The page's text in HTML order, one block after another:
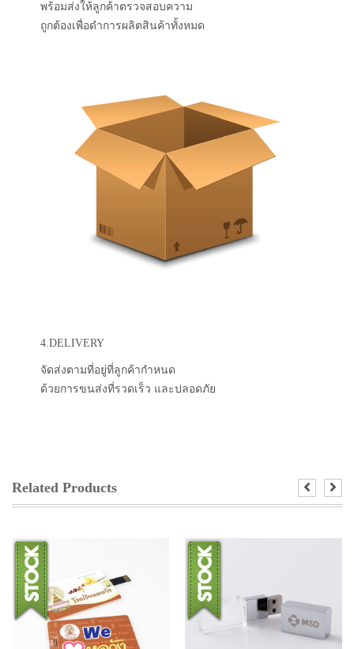
พร้อมส่งให้ลูกค้าตรวจสอบความ
ถูกต้องเพื่อดำการผลิตสินค้าทั้งหมด
4.DELIVERY
จัดส่งตามที่อยู่ที่ลูกค้ากำหนด
ด้วยการขนส่งที่รวดเร็ว และปลอดภัย
Related Products